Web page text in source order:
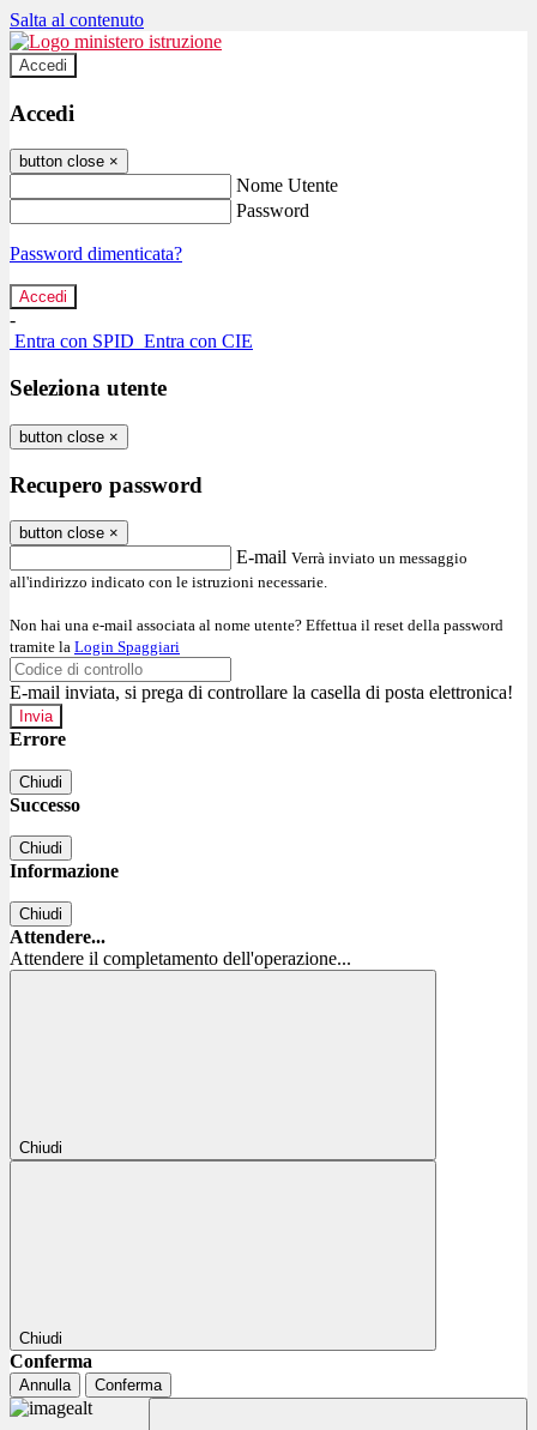
Salta al contenuto
Accedi
Accedi
button close ×
Nome Utente
Password
Password dimenticata?
-
Entra con SPID Entra con CIE
Seleziona utente
button close ×
Recupero password
button close ×
E-mail Verrà inviato un messaggio
all'indirizzo indicato con le istruzioni necessarie.
Non hai una e-mail associata al nome utente? Effettua il reset della password
tramite la Login Spaggiari
E-mail inviata, si prega di controllare la casella di posta elettronica!
Errore
Chiudi
Successo
Chiudi
Informazione
Chiudi
Attendere...
Attendere il completamento dell'operazione...
Chiudi
Chiudi
Conferma
Annulla Conferma